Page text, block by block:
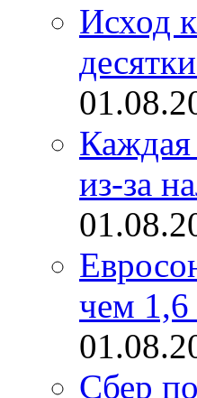
Исход
Каждая
из-за
чем
Сбер